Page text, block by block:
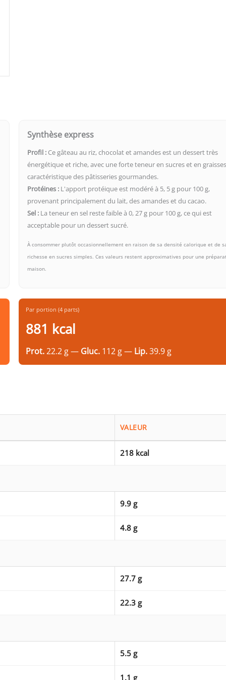
Synthèse express
Profil : Ce gâteau au riz, chocolat et amandes est un dessert très
énergétique et riche, avec une forte teneur en sucres et en
caractéristique des pâtisseries gourmandes.
Protéines : L'apport protéique est modéré à 5, 5 g pour 100 g,
provenant principalement du lait, des amandes et du cacao.
Sel : La teneur en sel reste faible à 0, 27 g pour 100 g, ce qui est
acceptable pour un dessert sucré.
À consommer plutôt occasionnellement en raison de sa densité calorique et de
richesse en sucres simples. Ces valeurs restent approximatives pour une
maison.
Par portion (4 parts)
881 kcal
Prot.22.2 g — Gluc. 112 g — Lip.39.9 g
VALEUR
218 kcal
9.9 g
4.8 g
27.7 g
22.3 g
5.5 g
1.1 g